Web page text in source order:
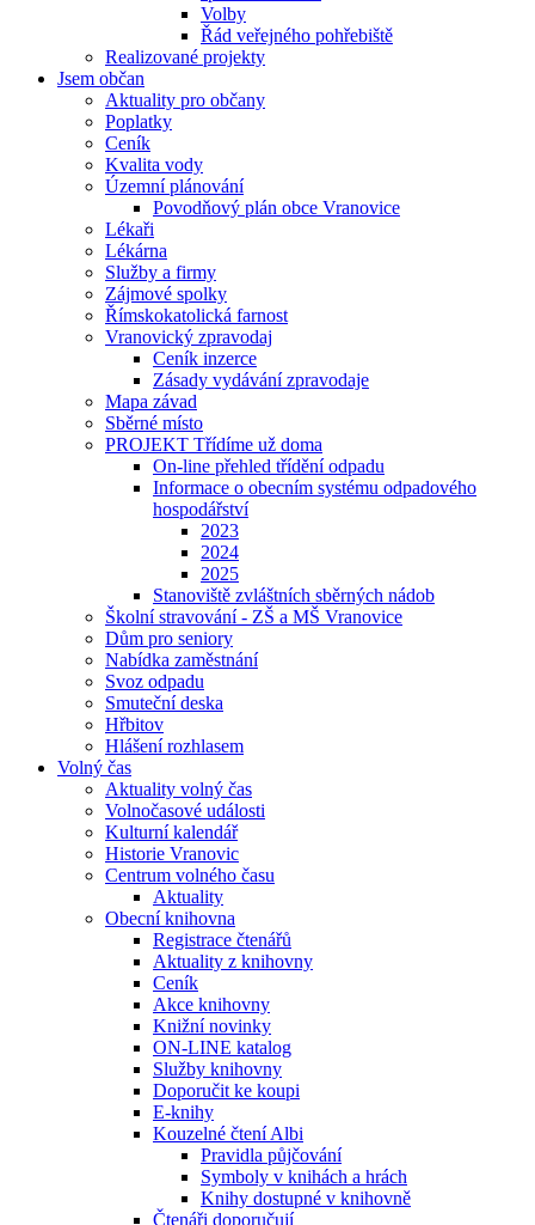
Volby
Řád veřejného pohřebiště
Realizované projekty
Jsem občan
Aktuality pro občany
Poplatky
Ceník
Kvalita vody
Územní plánování
Povodňový plán obce Vranovice
Lékaři
Lékárna
Služby a firmy
Zájmové spolky
Římskokatolická farnost
Vranovický zpravodaj
Ceník inzerce
Zásady vydávání zpravodaje
Mapa závad
Sběrné místo
PROJEKT Třídíme už doma
On-line přehled třídění odpadu
Informace o obecním systému odpadového
hospodářství
2023
2024
2025
Stanoviště zvláštních sběrných nádob
Školní stravování - ZŠ a MŠ Vranovice
Dům pro seniory
Nabídka zaměstnání
Svoz odpadu
Smuteční deska
Hřbitov
Hlášení rozhlasem
Volný čas
Aktuality volný čas
Volnočasové události
Kulturní kalendář
Historie Vranovic
Centrum volného času
Aktuality
Obecní knihovna
Registrace čtenářů
Aktuality z knihovny
Ceník
Akce knihovny
Knižní novinky
ON-LINE katalog
Služby knihovny
Doporučit ke koupi
E-knihy
Kouzelné čtení Albi
Pravidla půjčování
Symboly v knihách a hrách
Knihy dostupné v knihovně
Čtenáři doporučují